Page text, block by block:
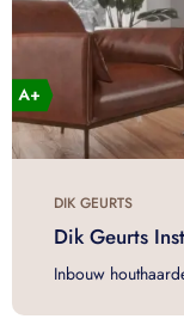
DIK GEURTS
Dik Geurts
Inbouw